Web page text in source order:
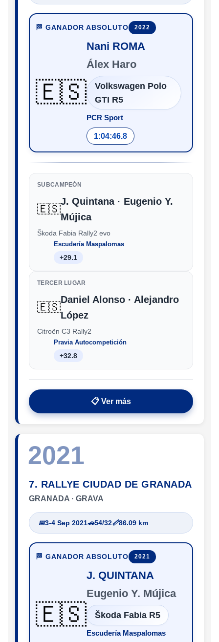
🏁 GANADOR ABSOLUTO 2022
🇪🇸
Nani ROMA
Álex Haro
Volkswagen Polo
GTI R5
PCR Sport
1:04:46.8
SUBCAMPEÓN
🇪🇸
J. Quintana · Eugenio Y.
Mújica
Škoda Fabia Rally2 evo
Escudería Maspalomas
+29.1
TERCER LUGAR
🇪🇸
Daniel Alonso · Alejandro
López
Citroën C3 Rally2
Pravia Autocompetición
+32.8
📋 Ver más
2021
7. RALLYE CIUDAD DE GRANADA
GRANADA · GRAVA
📅3-4 Sep 2021🚗54/32📏86.09 km
🏁 GANADOR ABSOLUTO 2021
🇪🇸
J. QUINTANA
Eugenio Y. Mújica
Škoda Fabia R5
Escudería Maspalomas